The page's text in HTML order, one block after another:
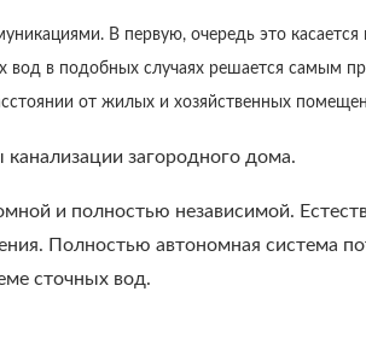
В первую, очередь это касается
вод в подобных случаях решается самым
от жилых и хозяйственных
загородного дома.
и полностью независимой.
Полностью автономная система
сточных вод.